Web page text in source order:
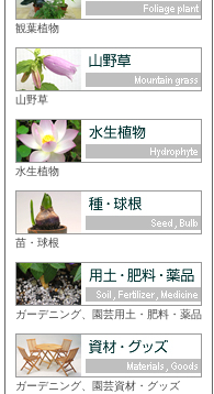
観葉植物
山野草
水生植物
苗・球根
ガーデニング、園芸用土・肥料・薬品
ガーデニング、園芸資材・グッズ